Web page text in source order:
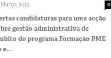
2019 0
candidaturas para uma acção
gestão administrativa de
do programa Formação PME
e...